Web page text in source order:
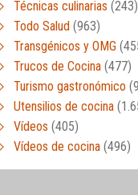
Técnicas culinarias (243)
Todo Salud (963)
Transgénicos y OMG
Trucos de Cocina (477)
Turismo gastronómico
Utensilios de cocina
Vídeos (405)
Vídeos de cocina (496)